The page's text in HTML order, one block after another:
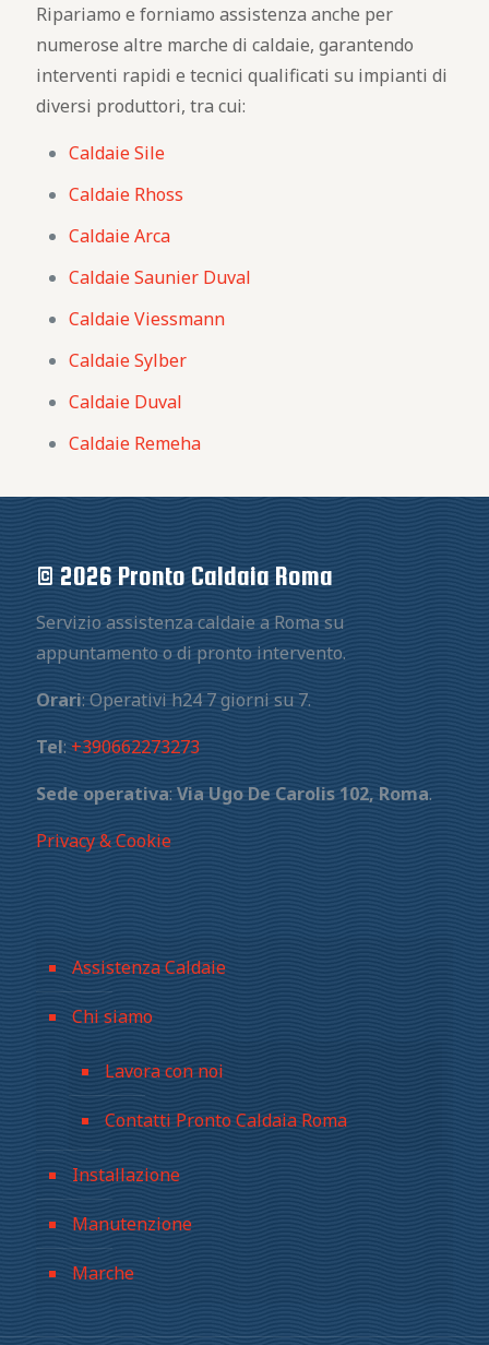
Ripariamo e forniamo assistenza anche per
numerose altre marche di caldaie, garantendo
interventi rapidi e tecnici qualificati su impianti di
diversi produttori, tra cui:
Caldaie Sile
Caldaie Rhoss
Caldaie Arca
Caldaie Saunier Duval
Caldaie Viessmann
Caldaie Sylber
Caldaie Duval
Caldaie Remeha
© 2026 Pronto Caldaia Roma
Servizio assistenza caldaie a Roma su
appuntamento o di pronto intervento.
Orari: Operativi h24 7 giorni su 7.
Tel: +390662273273
Sede operativa: Via Ugo De Carolis 102, Roma.
Privacy & Cookie
Assistenza Caldaie
Chi siamo
Lavora con noi
Contatti Pronto Caldaia Roma
Installazione
Manutenzione
Marche